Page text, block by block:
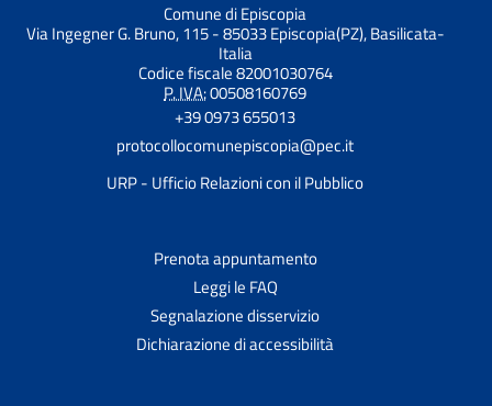
Comune di Episcopia
Via Ingegner G. Bruno, 115 - 85033 Episcopia(PZ), Basilicata-
Italia
Codice fiscale 82001030764
P. IVA:00508160769
+39 0973 655013
protocollocomunepiscopia@pec.it
URP - Ufficio Relazioni con il Pubblico
Prenota appuntamento
Leggi le FAQ
Segnalazione disservizio
Dichiarazione di accessibilità